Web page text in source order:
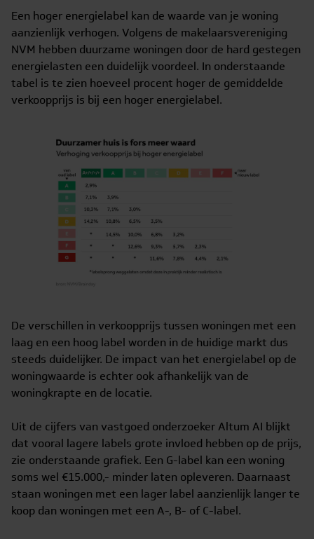
Een hoger energielabel kan de waarde van je woning
aanzienlijk verhogen. Volgens de makelaarsvereniging
NVM hebben duurzame woningen door de hard gestegen
energielasten een duidelijk voordeel. In onderstaande
tabel is te zien hoeveel procent hoger de gemiddelde
verkoopprijs is bij een hoger energielabel.
De verschillen in verkoopprijs tussen woningen met een
laag en een hoog label worden in de huidige markt dus
steeds duidelijker. De impact van het energielabel op de
woningwaarde is echter ook afhankelijk van de
woningkrapte en de locatie.
Uit de cijfers van vastgoed onderzoeker Altum AI blijkt
dat vooral lagere labels grote invloed hebben op de prijs,
zie onderstaande grafiek. Een G-label kan een woning
soms wel €15.000,- minder laten opleveren. Daarnaast
staan woningen met een lager label aanzienlijk langer te
koop dan woningen met een A-, B- of C-label.